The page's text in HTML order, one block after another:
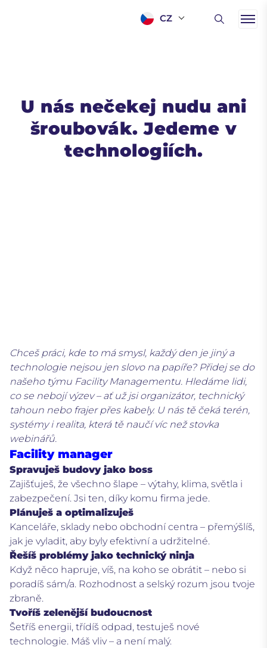
CZ
U nás nečekej nudu ani
šroubovák. Jedeme v
technologiích.
Chceš práci, kde to má smysl, každý den je jiný a
technologie nejsou jen slovo na papíře? Přidej se do
našeho týmu Facility Managementu. Hledáme lidi,
co se nebojí výzev – ať už jsi organizátor, technický
tahoun nebo frajer přes kabely. U nás tě čeká terén,
systémy i realita, která tě naučí víc než stovka
webinářů.
Facility manager
Spravuješ budovy jako boss
Zajišťuješ, že všechno šlape – výtahy, klima, světla i
zabezpečení. Jsi ten, díky komu firma jede.
Plánuješ a optimalizuješ
Kanceláře, sklady nebo obchodní centra – přemýšlíš,
jak je vyladit, aby byly efektivní a udržitelné.
Řešíš problémy jako technický ninja
Když něco hapruje, víš, na koho se obrátit – nebo si
poradíš sám/a. Rozhodnost a selský rozum jsou tvoje
zbraně.
Tvoříš zelenější budoucnost
Šetříš energii, třídíš odpad, testuješ nové
technologie. Máš vliv – a není malý.